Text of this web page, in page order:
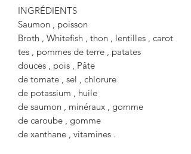
INGRÉDIENTS
Saumon , poisson
Broth , Whitefish , thon , lentilles , carot
tes , pommes de terre , patates
douces , pois , Pâte
de tomate , sel , chlorure
de potassium , huile
de saumon , minéraux , gomme
de caroube , gomme
de xanthane , vitamines .